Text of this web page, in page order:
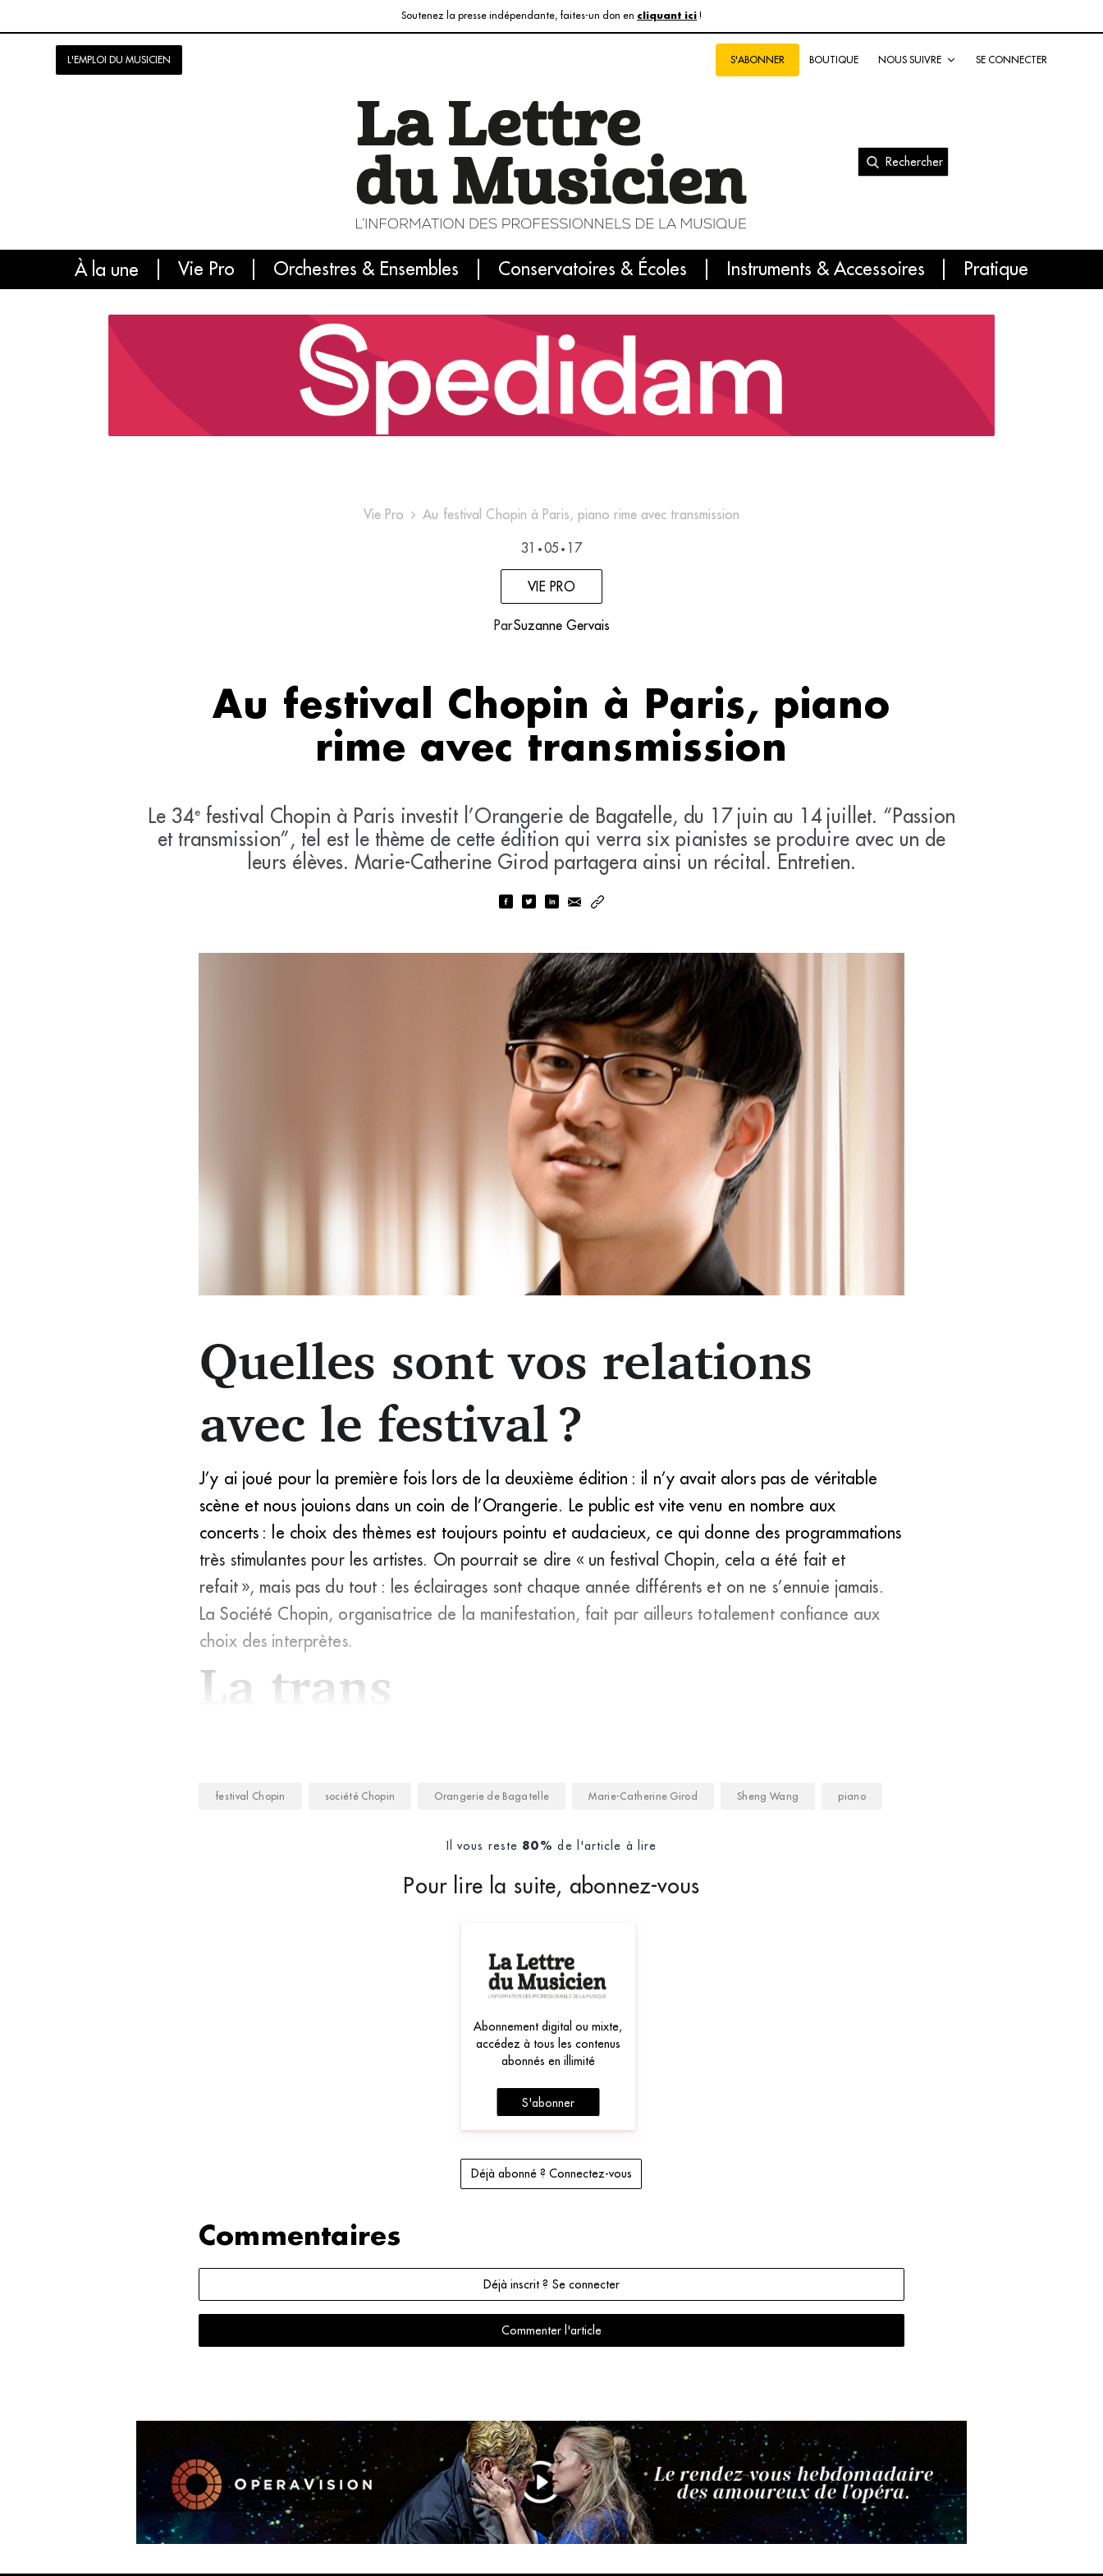
Soutenez la presse indépendante, faites-un don en cliquant ici !
L'EMPLOI DU MUSICIEN S'ABONNER BOUTIQUE NOUS SUIVRE SE CONNECTER
Rechercher
À la une Vie Pro Orchestres & Ensembles Conservatoires & Écoles Instruments & Accessoires Pratique
L'info du jour Le numéro du mois International
Vie Pro Au festival Chopin à Paris, piano rime avec transmission
31 • 05 • 17
VIE PRO
ParSuzanne Gervais
Au festival Chopin à Paris, piano
rime avec transmission
Le 34e festival Chopin à Paris investit l’Orangerie de Bagatelle, du 17 juin au 14 juillet. “Passion
et transmission”, tel est le thème de cette édition qui verra six pianistes se produire avec un de
leurs élèves. Marie-Catherine Girod partagera ainsi un récital. Entretien.
Le 27 juin, Marie-Catherine Girod partagera la scène&#8201; avec le pianiste chinois de 25 ans, Sheng Wang. (DR)
Quelles sont vos relations
avec le festival ?
J’y ai joué pour la première fois lors de la deuxième édition : il n’y avait alors pas de véritable
scène et nous jouions dans un coin de l’Orangerie. Le public est vite venu en nombre aux
concerts : le choix des thèmes est toujours pointu et audacieux, ce qui donne des programmations
très stimulantes pour les artistes. On pourrait se dire « un festival Chopin, cela a été fait et
refait », mais pas du tout : les éclairages sont chaque année différents et on ne s’ennuie jamais.
La Société Chopin, organisatrice de la manifestation, fait par ailleurs totalement confiance aux
choix des interprètes.
La trans
festival Chopin société Chopin Orangerie de Bagatelle Marie-Catherine Girod Sheng Wang piano
Il vous reste 80% de l'article à lire
Pour lire la suite, abonnez-vous
Abonnement digital ou mixte,
accédez à tous les contenus
abonnés en illimité
S'abonner
Déjà abonné ? Connectez-vous
Commentaires
Déjà inscrit ? Se connecter
Commenter l'article